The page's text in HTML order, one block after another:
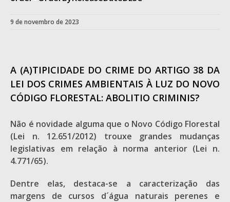
9 de novembro de 2023
A (A)TIPICIDADE DO CRIME DO ARTIGO 38 DA
LEI DOS CRIMES AMBIENTAIS À LUZ DO NOVO
CÓDIGO FLORESTAL: ABOLITIO CRIMINIS?
Não é novidade alguma que o Novo Código Florestal
(Lei n. 12.651/2012) trouxe grandes mudanças
legislativas em relação à norma anterior (Lei n.
4.771/65).
Dentre elas, destaca-se a caracterização das
margens de cursos d´água naturais perenes e